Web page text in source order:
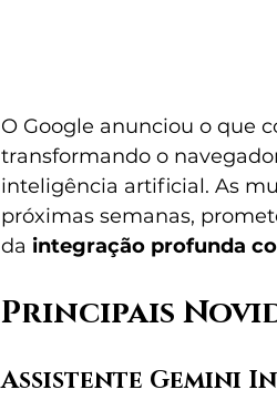
O Google anunciou o que
transformando o
inteligência artificial. As
próximas semanas,
da integração profunda
Principais
Assistente Gemini